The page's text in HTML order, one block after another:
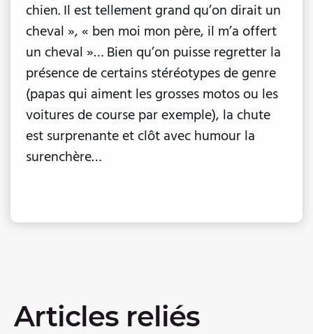
chien. Il est tellement grand qu’on dirait un
cheval », « ben moi mon père, il m’a offert
un cheval »… Bien qu’on puisse regretter la
présence de certains stéréotypes de genre
(papas qui aiment les grosses motos ou les
voitures de course par exemple), la chute
est surprenante et clôt avec humour la
surenchère…
Articles reliés